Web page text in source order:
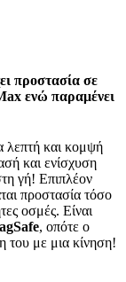
προστασία σε
ενώ παραμένει
λεπτή και κομψή
και ενίσχυση
γή! Επιπλέον
προστασία τόσο
οσμές. Είναι
, οπότε ο
του με μια κίνηση!